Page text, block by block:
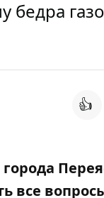
бедра
👍
все